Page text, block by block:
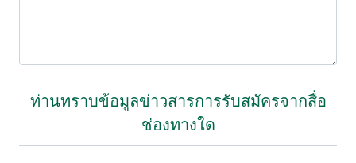
ท่านทราบข้อมูลข่าวสารการรับสมัครจากสื่อ
ช่องทางใด